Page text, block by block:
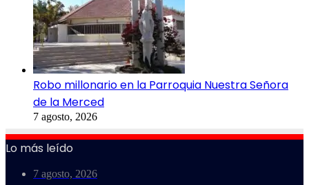
Robo millonario en la Parroquia Nuestra Señora
de la Merced
7 agosto, 2026
Lo más leído
7 agosto, 2026